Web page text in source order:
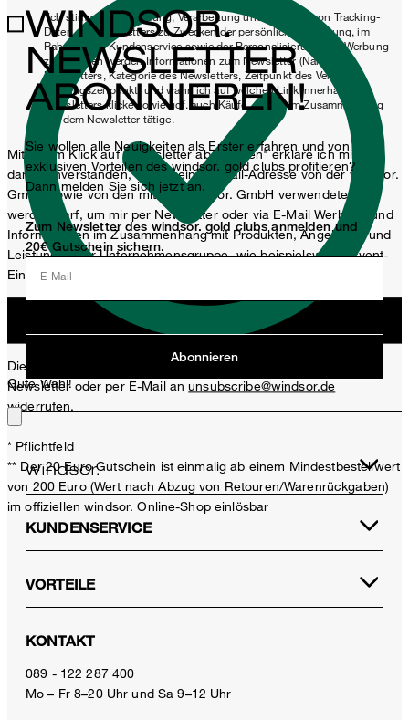
Baumwoll-Langarm-Polo in Navy
*Ich stimme der Erhebung, Verarbeitung und Nutzung von Tracking-
Daten des Newsletters zu Zwecken der persönlichen Beratung, im
Rahmen des Kundenservice sowie der Personalisierung von Werbung
zu. Erhoben werden Informationen zum Newsletter (Name des
Newsletters, Kategorie des Newsletters, Zeitpunkt des Versands,
Öffnungszeitpunkt) und wann ich auf welchen Link innerhalb des
Newsletters klicke sowie ggf. auch Käufe, die ich im Zusammenhang
mit dem Newsletter tätige.
Mit einem Klick auf „Newsletter abonnieren" erkläre ich mich
damit einverstanden, dass meine E-Mail-Adresse von der windsor.
GmbH sowie von den mit der windsor. GmbH verwendeten
werden darf, um mir per Newsletter oder via E-Mail Werbung und
Informationen im Zusammenhang mit Produkten, Angeboten und
Leistungen der Unternehmensgruppe, wie beispielsweise Event-
Einladungen, Aktionen, Produkt-Promotions zuzusenden.
Diese Einwilligung kann ich jederzeit durch den Abmeldelink im
Newsletter oder per E-Mail anunsubscribe@windsor.de
widerrufen.
* Pflichtfeld
** Der 20 Euro Gutschein ist einmalig ab einem Mindestbestellwert
von 200 Euro (Wert nach Abzug von Retouren/Warenrückgaben)
im offiziellen windsor. Online-Shop einlösbar
Gute Wahl!
WINDSOR.
NEWSLETTER
ABONNIEREN!
E-Mail
Zum Newsletter des windsor. gold clubs anmelden und
20€ Gutschein sichern.
Sie wollen alle Neuigkeiten als Erster erfahren und von
exklusiven Vorteilen des windsor. gold clubs profitieren?
Dann melden Sie sich jetzt an.
Abonnieren
KUNDENSERVICE
VORTEILE
KONTAKT
089 - 122 287 400
Mo – Fr 8–20 Uhr und Sa 9–12 Uhr